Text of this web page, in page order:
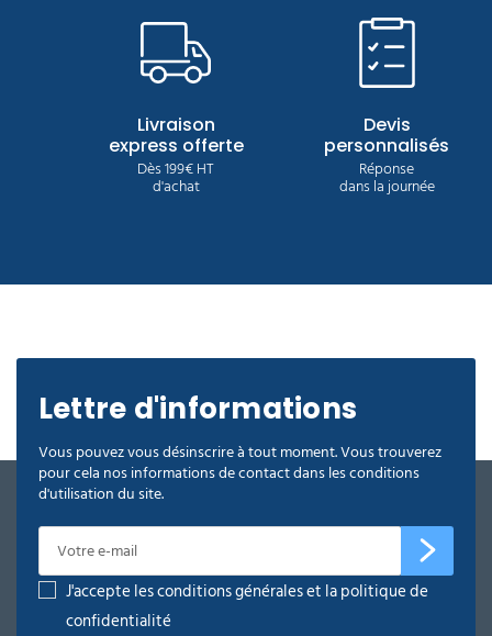
Livraison
express offerte
Dès 199€ HT
d'achat
Devis
personnalisés
Réponse
dans la journée
Lettre d'informations
Vous pouvez vous désinscrire à tout moment. Vous trouverez
pour cela nos informations de contact dans les conditions
d'utilisation du site.
J'accepte les conditions générales et la politique de
confidentialité